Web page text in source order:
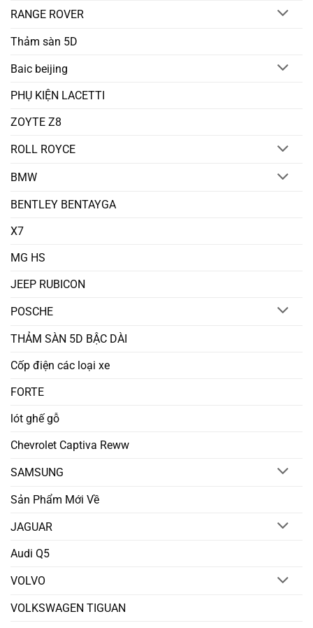
RANGE ROVER
Thảm sàn 5D
Baic beijing
PHỤ KIỆN LACETTI
ZOYTE Z8
ROLL ROYCE
BMW
BENTLEY BENTAYGA
X7
MG HS
JEEP RUBICON
POSCHE
THẢM SÀN 5D BẬC DÀI
Cốp điện các loại xe
FORTE
lót ghế gỗ
Chevrolet Captiva Reww
SAMSUNG
Sản Phẩm Mới Về
JAGUAR
Audi Q5
VOLVO
VOLKSWAGEN TIGUAN